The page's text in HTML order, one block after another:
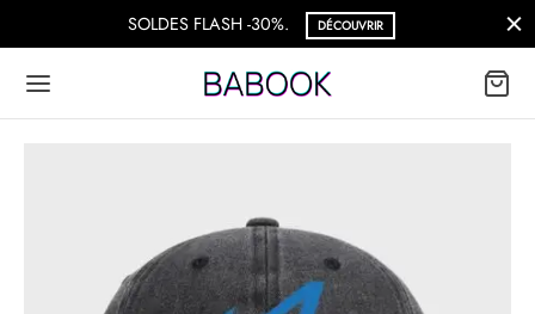
Livraison Gratuite à partir de 69€